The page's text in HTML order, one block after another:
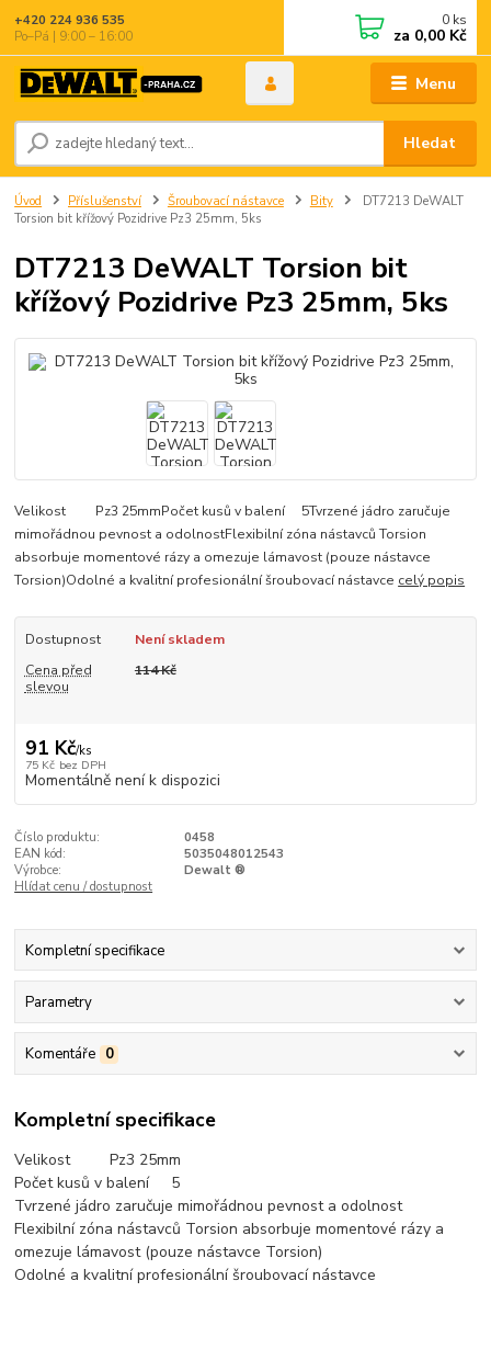
Menu
Hledat
+420 224 936 535
Po–Pá | 9:00 – 16:00
0 ks
za 0,00 Kč
Úvod Příslušenství Šroubovací nástavce Bity
DT7213 DeWALT
Torsion bit křížový Pozidrive Pz3 25mm, 5ks
DT7213 DeWALT Torsion bit
křížový Pozidrive Pz3 25mm, 5ks
Velikost Pz3 25mmPočet kusů v balení 5Tvrzené jádro zaručuje
mimořádnou pevnost a odolnostFlexibilní zóna nástavců Torsion
absorbuje momentové rázy a omezuje lámavost (pouze nástavce
Torsion)Odolné a kvalitní profesionální šroubovací nástavce celý popis
Dostupnost
Není skladem
Cena před
slevou
114 Kč
91 Kč/ks
75 Kč bez DPH
Momentálně není k dispozici
Číslo produktu:
0458
EAN kód:
5035048012543
Výrobce:
Dewalt ®
Hlídat cenu / dostupnost
Kompletní specifikace
Parametry
Komentáře 0
Kompletní specifikace
Velikost Pz3 25mm
Počet kusů v balení 5
Tvrzené jádro zaručuje mimořádnou pevnost a odolnost
Flexibilní zóna nástavců Torsion absorbuje momentové rázy a
omezuje lámavost (pouze nástavce Torsion)
Odolné a kvalitní profesionální šroubovací nástavce